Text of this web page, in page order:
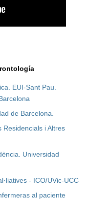
EUI-Sant Pau.
de Barcelona.
Residencials i Altres
Universidad
- ICO/UVic-UCC
al paciente